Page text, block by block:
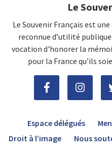
Le
Le Souvenir Français est
reconnue d’utilité
vocation d'honorer la
pour la France qu’ils
Espace délégués
Droit à l’image
Nous